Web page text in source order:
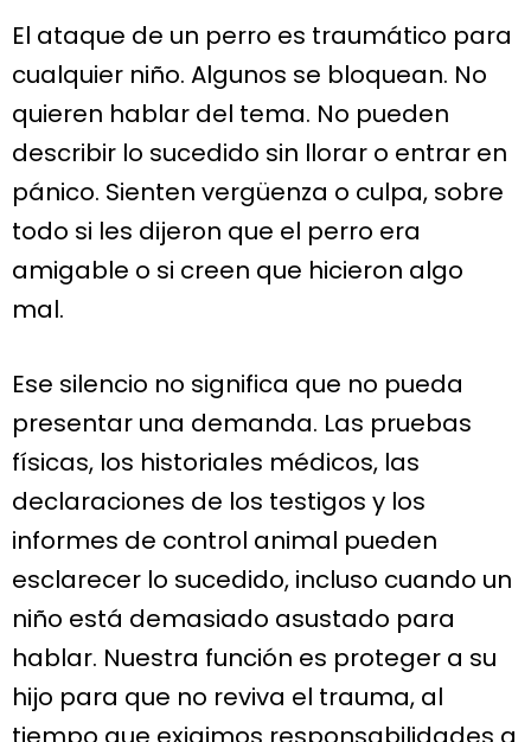
El ataque de un perro es traumático para
cualquier niño. Algunos se bloquean. No
quieren hablar del tema. No pueden
describir lo sucedido sin llorar o entrar en
pánico. Sienten vergüenza o culpa, sobre
todo si les dijeron que el perro era
amigable o si creen que hicieron algo
mal.
Ese silencio no significa que no pueda
presentar una demanda. Las pruebas
físicas, los historiales médicos, las
declaraciones de los testigos y los
informes de control animal pueden
esclarecer lo sucedido, incluso cuando un
niño está demasiado asustado para
hablar. Nuestra función es proteger a su
hijo para que no reviva el trauma, al